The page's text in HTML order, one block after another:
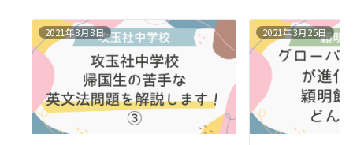
2021年8月8日 2021年3月25日